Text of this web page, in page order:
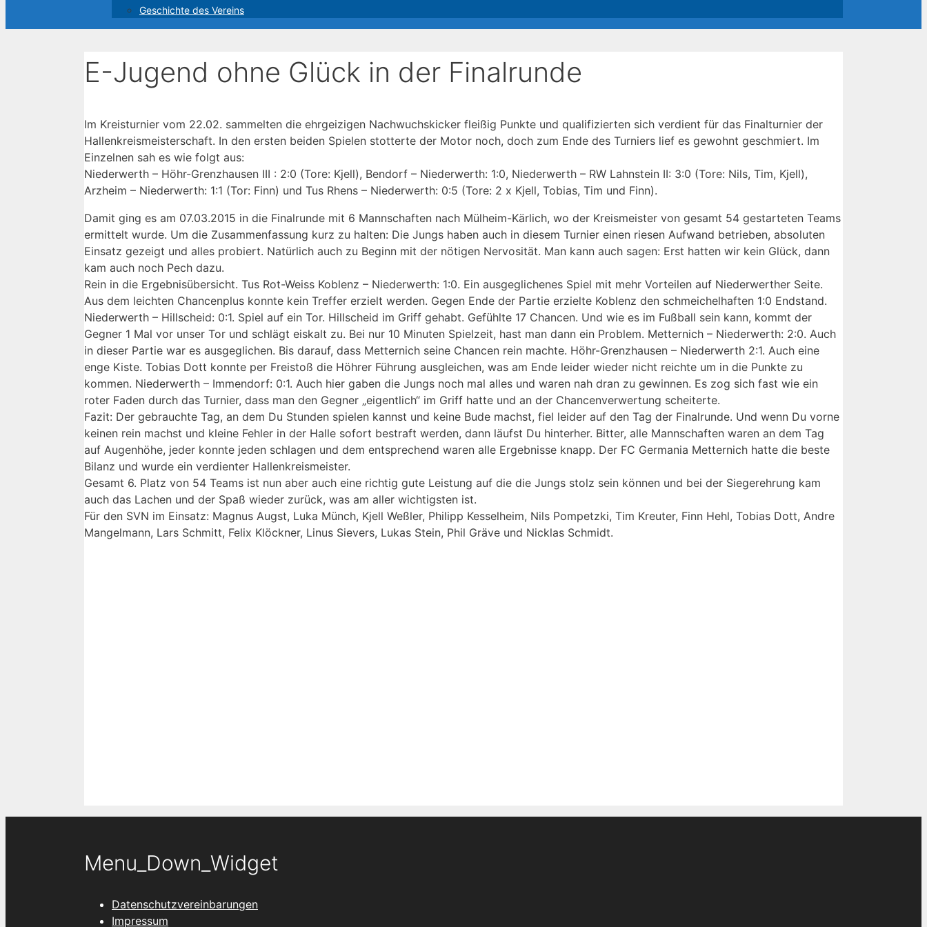
Geschichte des Vereins
E-Jugend ohne Glück in der Finalrunde
Im Kreisturnier vom 22.02. sammelten die ehrgeizigen Nachwuchskicker fleißig Punkte und qualifizierten sich verdient für das Finalturnier der
Hallenkreismeisterschaft. In den ersten beiden Spielen stotterte der Motor noch, doch zum Ende des Turniers lief es gewohnt geschmiert. Im
Einzelnen sah es wie folgt aus:
Niederwerth – Höhr-Grenzhausen III : 2:0 (Tore: Kjell), Bendorf – Niederwerth: 1:0, Niederwerth – RW Lahnstein II: 3:0 (Tore: Nils, Tim, Kjell),
Arzheim – Niederwerth: 1:1 (Tor: Finn) und Tus Rhens – Niederwerth: 0:5 (Tore: 2 x Kjell, Tobias, Tim und Finn).
Damit ging es am 07.03.2015 in die Finalrunde mit 6 Mannschaften nach Mülheim-Kärlich, wo der Kreismeister von gesamt 54 gestarteten Teams
ermittelt wurde. Um die Zusammenfassung kurz zu halten: Die Jungs haben auch in diesem Turnier einen riesen Aufwand betrieben, absoluten
Einsatz gezeigt und alles probiert. Natürlich auch zu Beginn mit der nötigen Nervosität. Man kann auch sagen: Erst hatten wir kein Glück, dann
kam auch noch Pech dazu.
Rein in die Ergebnisübersicht. Tus Rot-Weiss Koblenz – Niederwerth: 1:0. Ein ausgeglichenes Spiel mit mehr Vorteilen auf Niederwerther Seite.
Aus dem leichten Chancenplus konnte kein Treffer erzielt werden. Gegen Ende der Partie erzielte Koblenz den schmeichelhaften 1:0 Endstand.
Niederwerth – Hillscheid: 0:1. Spiel auf ein Tor. Hillscheid im Griff gehabt. Gefühlte 17 Chancen. Und wie es im Fußball sein kann, kommt der
Gegner 1 Mal vor unser Tor und schlägt eiskalt zu. Bei nur 10 Minuten Spielzeit, hast man dann ein Problem. Metternich – Niederwerth: 2:0. Auch
in dieser Partie war es ausgeglichen. Bis darauf, dass Metternich seine Chancen rein machte. Höhr-Grenzhausen – Niederwerth 2:1. Auch eine
enge Kiste. Tobias Dott konnte per Freistoß die Höhrer Führung ausgleichen, was am Ende leider wieder nicht reichte um in die Punkte zu
kommen. Niederwerth – Immendorf: 0:1. Auch hier gaben die Jungs noch mal alles und waren nah dran zu gewinnen. Es zog sich fast wie ein
roter Faden durch das Turnier, dass man den Gegner „eigentlich“ im Griff hatte und an der Chancenverwertung scheiterte.
Fazit: Der gebrauchte Tag, an dem Du Stunden spielen kannst und keine Bude machst, fiel leider auf den Tag der Finalrunde. Und wenn Du vorne
keinen rein machst und kleine Fehler in der Halle sofort bestraft werden, dann läufst Du hinterher. Bitter, alle Mannschaften waren an dem Tag
auf Augenhöhe, jeder konnte jeden schlagen und dem entsprechend waren alle Ergebnisse knapp. Der FC Germania Metternich hatte die beste
Bilanz und wurde ein verdienter Hallenkreismeister.
Gesamt 6. Platz von 54 Teams ist nun aber auch eine richtig gute Leistung auf die die Jungs stolz sein können und bei der Siegerehrung kam
auch das Lachen und der Spaß wieder zurück, was am aller wichtigsten ist.
Für den SVN im Einsatz: Magnus Augst, Luka Münch, Kjell Weßler, Philipp Kesselheim, Nils Pompetzki, Tim Kreuter, Finn Hehl, Tobias Dott, Andre
Mangelmann, Lars Schmitt, Felix Klöckner, Linus Sievers, Lukas Stein, Phil Gräve und Nicklas Schmidt.
Menu_Down_Widget
Datenschutzvereinbarungen
Impressum